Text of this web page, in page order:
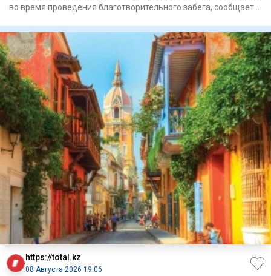
во время проведения благотворительного забега, сообщает
https://total.kz
08 Августа 2026 19:06